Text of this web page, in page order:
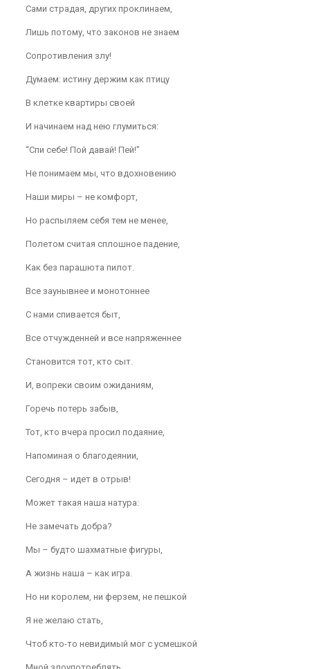
Сами страдая, других проклинаем,
Лишь потому, что законов не знаем
Сопротивления злу!
Думаем: истину держим как птицу
В клетке квартиры своей
И начинаем над нею глумиться:
“Спи себе! Пой давай! Пей!”
Не понимаем мы, что вдохновению
Наши миры – не комфорт,
Но распыляем себя тем не менее,
Полетом считая сплошное падение,
Как без парашюта пилот.
Все заунывнее и монотоннее
С нами спивается быт,
Все отчужденней и все напряженнее
Становится тот, кто сыт.
И, вопреки своим ожиданиям,
Горечь потерь забыв,
Тот, кто вчера просил подаяние,
Напоминая о благодеянии,
Сегодня – идет в отрыв!
Может такая наша натура:
Не замечать добра?
Мы – будто шахматные фигуры,
А жизнь наша – как игра.
Но ни королем, ни ферзем, не пешкой
Я не желаю стать,
Чтоб кто-то невидимый мог с усмешкой